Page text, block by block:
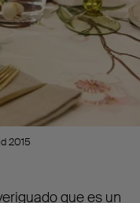
2015
que es un